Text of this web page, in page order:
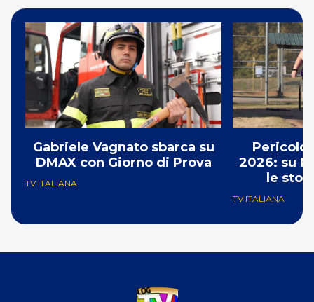
Gabriele Vagnato sbarca su
DMAX con Giorno di Prova
TV ITALIANA
2026: su
le
TV ITALIANA